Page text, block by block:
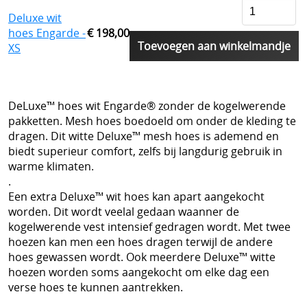
Website vbrbelgium Octrooi Technologie
==================
Terreurdreiging 2024 Wagner terreuraanslag op
Terreurdreiging 2020
Zelfverdediging tegen mesaanvallen
Terreurdreiging Nieuwjaar 2018-2019
Snijwerende kledij doorsnijden door hulpdiensten
Beschermende kledij voor hulpdiensten
kogelvrije vesten te koop belgie
Kogelvrij - kogelwerend vest tegen TT 33 Tokarev
Deluxe wit
hoes Engarde -
XS
€ 198,00
Toevoegen aan winkelmandje
DeLuxe™ hoes wit Engarde® zonder de kogelwerende
pakketten. Mesh hoes boedoeld om onder de kleding te
dragen. Dit witte Deluxe™ mesh hoes is ademend en
biedt superieur comfort, zelfs bij langdurig gebruik in
warme klimaten.
.
Een extra Deluxe™ wit hoes kan apart aangekocht
worden. Dit wordt veelal gedaan waanner de
kogelwerende vest intensief gedragen wordt. Met twee
hoezen kan men een hoes dragen terwijl de andere
hoes gewassen wordt. Ook meerdere Deluxe™ witte
hoezen worden soms aangekocht om elke dag een
verse hoes te kunnen aantrekken.